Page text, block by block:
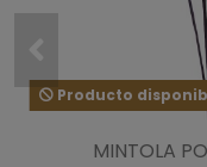
Producto
MINTOLA